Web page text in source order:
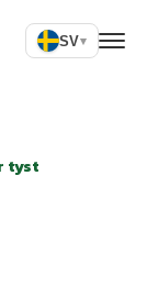
SV▾
tyst